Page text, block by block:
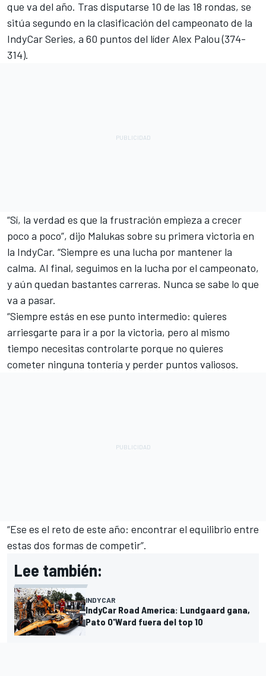
que va del año. Tras disputarse 10 de las 18 rondas, se
sitúa segundo en la clasificación del campeonato de la
IndyCar Series, a 60 puntos del líder Alex Palou (374-
314).
“Sí, la verdad es que la frustración empieza a crecer
poco a poco”, dijo Malukas sobre su primera victoria en
la IndyCar. “Siempre es una lucha por mantener la
calma. Al final, seguimos en la lucha por el campeonato,
y aún quedan bastantes carreras. Nunca se sabe lo que
va a pasar.
“Siempre estás en ese punto intermedio: quieres
arriesgarte para ir a por la victoria, pero al mismo
tiempo necesitas controlarte porque no quieres
cometer ninguna tontería y perder puntos valiosos.
“Ese es el reto de este año: encontrar el equilibrio entre
estas dos formas de competir”.
Lee también:
INDYCAR
IndyCar Road America: Lundgaard gana,
Pato O'Ward fuera del top 10